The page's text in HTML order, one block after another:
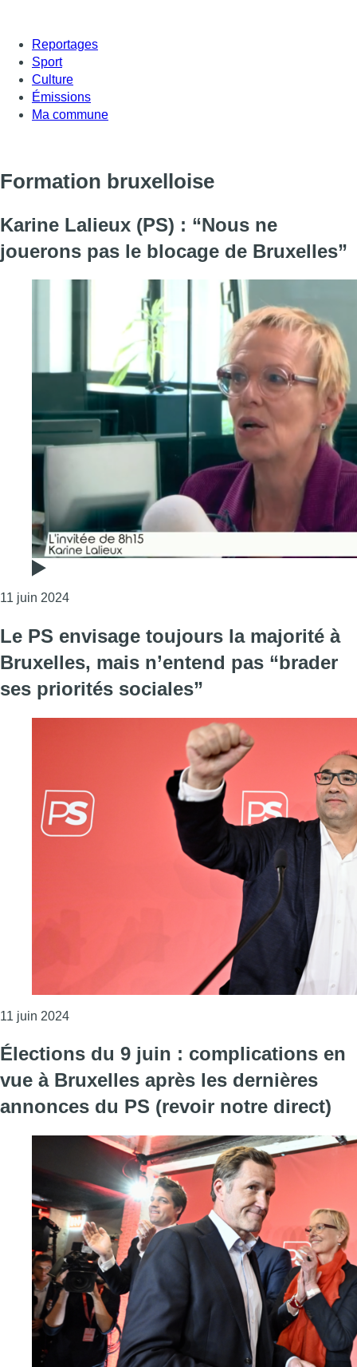
Reportages
Sport
Culture
Émissions
Ma commune
Formation bruxelloise
Karine Lalieux (PS) : “Nous ne
jouerons pas le blocage de Bruxelles”
11 juin 2024Consulter l'article "Karine Lalieux (PS) : “Nous ne
Le PS envisage toujours la majorité à
Bruxelles, mais n’entend pas “brader
ses priorités sociales”
11 juin 2024Consulter l'article "Le PS envisage toujours la
Élections du 9 juin : complications en
vue à Bruxelles après les dernières
annonces du PS (revoir notre direct)